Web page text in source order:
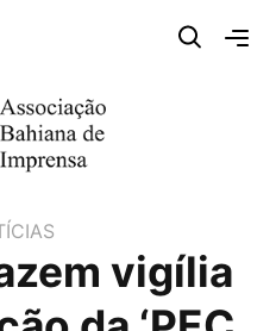
vigília